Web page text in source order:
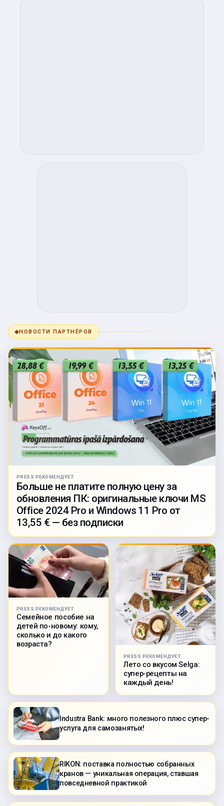
◆НОВОСТИ ПАРТНЁРОВ
PRESS РЕКОМЕНДУЕТ
Больше не платите полную цену за
обновления ПК: оригинальные ключи MS
Office 2024 Pro и Windows 11 Pro от
13,55 € — без подписки
PRESS РЕКОМЕНДУЕТ
Семейное пособие на
детей по-новому: кому,
сколько и до какого
возраста?
PRESS РЕКОМЕНДУЕТ
Лето со вкусом Selga:
супер-рецепты на
каждый день!
Industra Bank: много полезного плюс супер-
услуга для самозанятых!
RIKON: поставка полностью собранных
кранов — уникальная операция, ставшая
повседневной практикой